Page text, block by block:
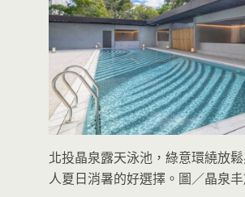
北投晶泉露天泳池，綠意環繞放
人夏日消暑的好選擇。圖／晶泉